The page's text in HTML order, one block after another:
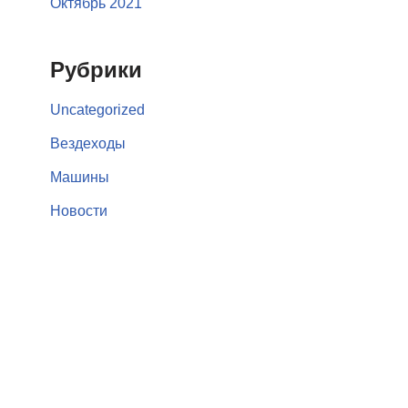
Октябрь 2021
Рубрики
Uncategorized
Вездеходы
Машины
Новости